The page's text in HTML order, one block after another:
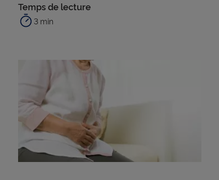
Temps de lecture
3 min